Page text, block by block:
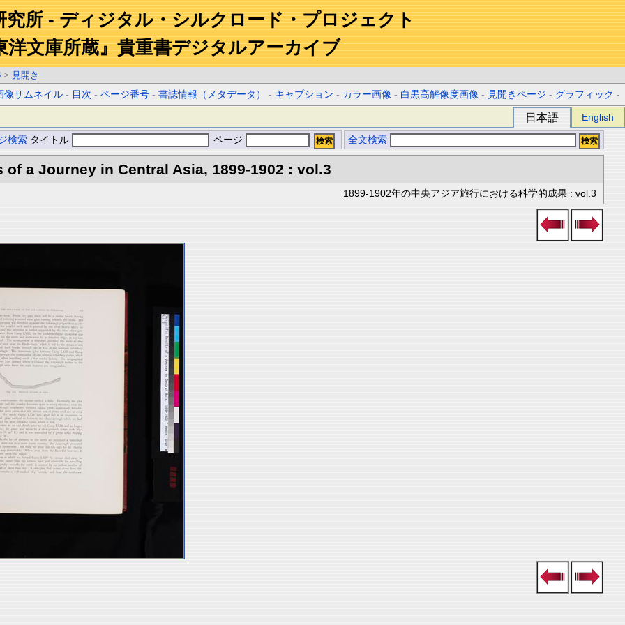
究所 - ディジタル・シルクロード・プロジェクト
洋文庫所蔵』貴重書デジタルアーカイブ
> 見開き
像サムネイル - 目次 -ページ番号 -書誌情報（メタデータ） - キャプション - カラー画像 - 白黒高解像度画像 - 見開きページ - グラフィック -
日本語 English
検索 タイトル ページ 全文検索
a Journey in Central Asia, 1899-1902 : vol.3
1899-1902年の中央アジア旅行における科学的成果 : vol.3